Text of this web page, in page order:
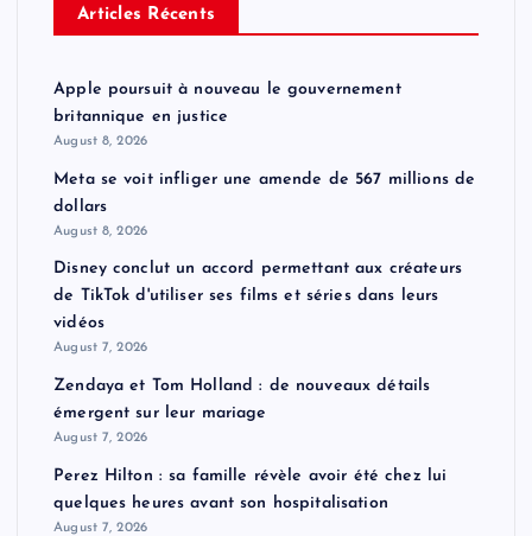
Articles Récents
Apple poursuit à nouveau le gouvernement
britannique en justice
August 8, 2026
Meta se voit infliger une amende de 567 millions de
dollars
August 8, 2026
Disney conclut un accord permettant aux créateurs
de TikTok d'utiliser ses films et séries dans leurs
vidéos
August 7, 2026
Zendaya et Tom Holland : de nouveaux détails
émergent sur leur mariage
August 7, 2026
Perez Hilton : sa famille révèle avoir été chez lui
quelques heures avant son hospitalisation
August 7, 2026